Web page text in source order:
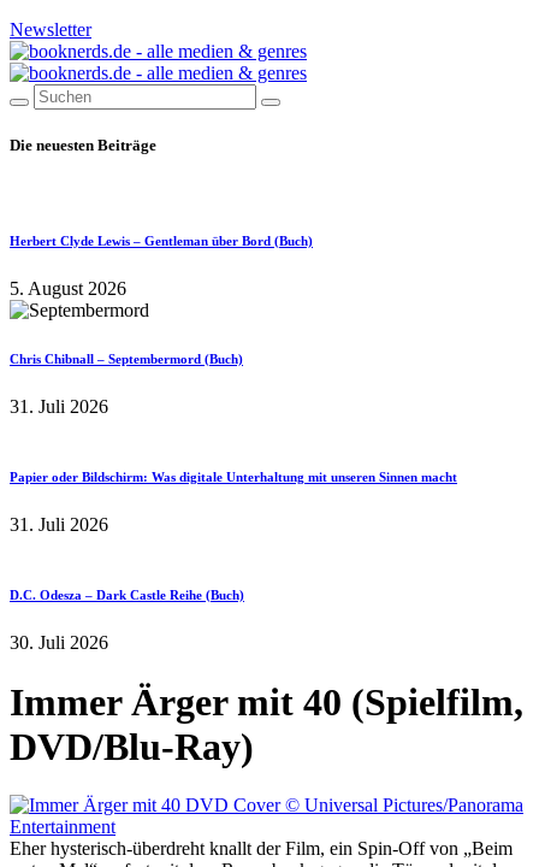
Newsletter
Die neuesten Beiträge
Herbert Clyde Lewis – Gentleman über Bord (Buch)
5. August 2026
Chris Chibnall – Septembermord (Buch)
31. Juli 2026
Papier oder Bildschirm: Was digitale Unterhaltung mit unseren Sinnen macht
31. Juli 2026
D.C. Odesza – Dark Castle Reihe (Buch)
30. Juli 2026
Immer Ärger mit 40 (Spielfilm,
DVD/Blu-Ray)
Eher hysterisch-überdreht knallt der Film, ein Spin-Off von „Beim